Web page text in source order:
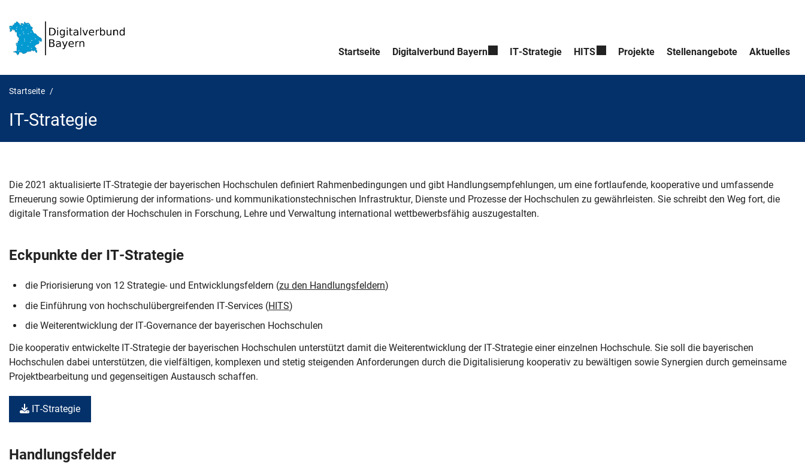
Startseite Digitalverbund Bayern IT-Strategie HITS Projekte Stellenangebote Aktuelles
Startseite
IT-Strategie
IT-Strategie
Die 2021 aktualisierte IT-Strategie der bayerischen Hochschulen definiert Rahmenbedingungen und gibt Handlungsempfehlungen, um eine fortlaufende, kooperative und umfassende
Erneuerung sowie Optimierung der informations- und kommunikationstechnischen Infrastruktur, Dienste und Prozesse der Hochschulen zu gewährleisten. Sie schreibt den Weg fort, die
digitale Transformation der Hochschulen in Forschung, Lehre und Verwaltung international wettbewerbsfähig auszugestalten.
Eckpunkte der IT-Strategie
die Priorisierung von 12 Strategie- und Entwicklungsfeldern (zu den Handlungsfeldern)
die Einführung von hochschulübergreifenden IT-Services (HITS)
die Weiterentwicklung der IT-Governance der bayerischen Hochschulen
Die kooperativ entwickelte IT-Strategie der bayerischen Hochschulen unterstützt damit die Weiterentwicklung der IT-Strategie einer einzelnen Hochschule. Sie soll die bayerischen
Hochschulen dabei unterstützen, die vielfältigen, komplexen und stetig steigenden Anforderungen durch die Digitalisierung kooperativ zu bewältigen sowie Synergien durch gemeinsame
Projektbearbeitung und gegenseitigen Austausch schaffen.
IT-Strategie
Handlungsfelder